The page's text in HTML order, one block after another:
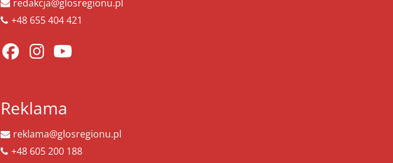
redakcja@glosregionu.pl
+48 655 404 421
Reklama
reklama@glosregionu.pl
+48 605 200 188